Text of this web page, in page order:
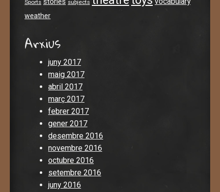
Sports subjects
weather
Arxius
juny 2017
maig 2017
abril 2017
març 2017
febrer 2017
gener 2017
desembre 2016
novembre 2016
octubre 2016
setembre 2016
juny 2016